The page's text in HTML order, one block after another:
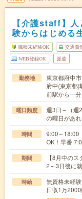
【介護staff】
験からはじめる
職種未経験OK 交通費
WEB登録OK 派遣
勤務地
東京都府中市
府中(東京都)
前駅から---
曜日頻度
週3日～（週
の曜日があ
時間
9:00～18:00
OK！早番
期間
【8月中の
2～3日後に
時給
無資格未経
日収1万